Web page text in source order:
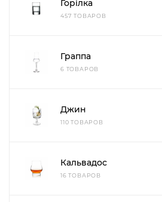
Горілка
457 ТОВАРОВ
Граппа
6 ТОВАРОВ
Джин
110 ТОВАРОВ
Кальвадос
16 ТОВАРОВ